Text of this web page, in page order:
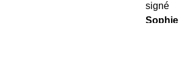
signé
Sophie